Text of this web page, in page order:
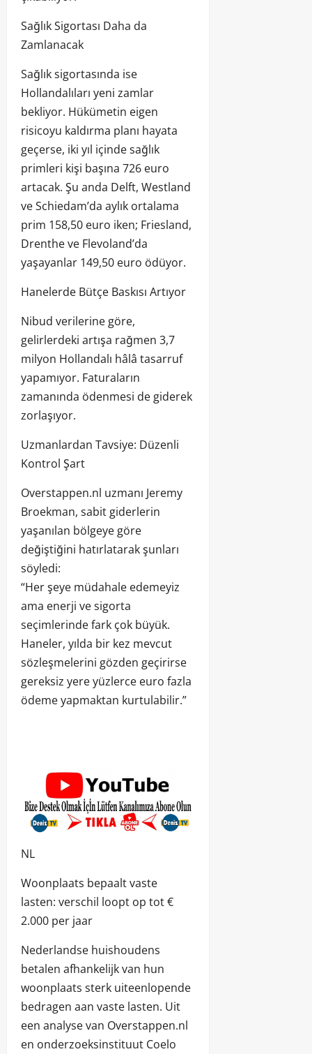
Sağlık Sigortası Daha da
Zamlanacak
Sağlık sigortasında ise
Hollandalıları yeni zamlar
bekliyor. Hükümetin eigen
risicoyu kaldırma planı hayata
geçerse, iki yıl içinde sağlık
primleri kişi başına 726 euro
artacak. Şu anda Delft, Westland
ve Schiedam’da aylık ortalama
prim 158,50 euro iken; Friesland,
Drenthe ve Flevoland’da
yaşayanlar 149,50 euro ödüyor.
Hanelerde Bütçe Baskısı Artıyor
Nibud verilerine göre,
gelirlerdeki artışa rağmen 3,7
milyon Hollandalı hâlâ tasarruf
yapamıyor. Faturaların
zamanında ödenmesi de giderek
zorlaşıyor.
Uzmanlardan Tavsiye: Düzenli
Kontrol Şart
Overstappen.nl uzmanı Jeremy
Broekman, sabit giderlerin
yaşanılan bölgeye göre
değiştiğini hatırlatarak şunları
söyledi:
“Her şeye müdahale edemeyiz
ama enerji ve sigorta
seçimlerinde fark çok büyük.
Haneler, yılda bir kez mevcut
sözleşmelerini gözden geçirirse
gereksiz yere yüzlerce euro fazla
ödeme yapmaktan kurtulabilir.”
NL
Woonplaats bepaalt vaste
lasten: verschil loopt op tot €
2.000 per jaar
Nederlandse huishoudens
betalen afhankelijk van hun
woonplaats sterk uiteenlopende
bedragen aan vaste lasten. Uit
een analyse van Overstappen.nl
en onderzoeksinstituut Coelo